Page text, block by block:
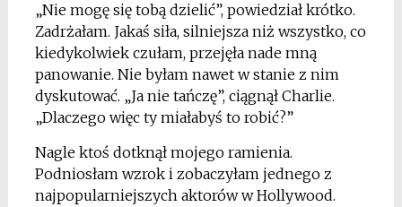
„Nie mogę się tobą dzielić”, powiedział krótko.
Zadrżałam. Jakaś siła, silniejsza niż wszystko, co
kiedykolwiek czułam, przejęła nade mną
panowanie. Nie byłam nawet w stanie z nim
dyskutować. „Ja nie tańczę”, ciągnął Charlie.
„Dlaczego więc ty miałabyś to robić?”
Nagle ktoś dotknął mojego ramienia.
Podniosłam wzrok i zobaczyłam jednego z
najpopularniejszych aktorów w Hollywood.